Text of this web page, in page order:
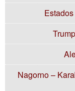
Nagorno –